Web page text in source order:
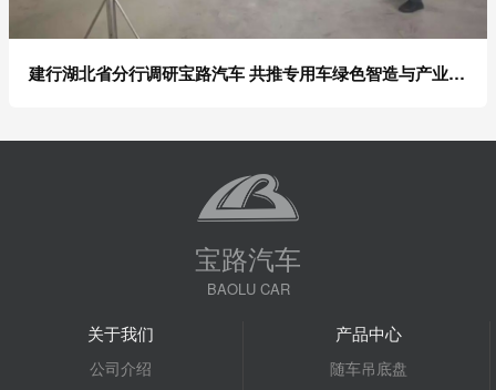
建行湖北省分行调研宝路汽车 共推专用车绿色智造与产业升级
宝路汽车
BAOLU CAR
关于我们
公司介绍
产品中心
随车吊底盘